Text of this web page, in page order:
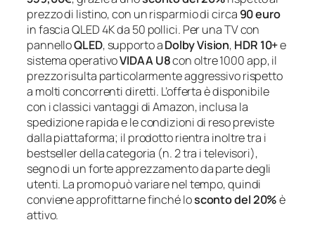
prezzo di listino, con un risparmio di circa 90 euro
in fascia QLED 4K da 50 pollici. Per una TV con
pannelloQLED, supporto aDolby Vision, HDR 10+e
sistema operativoVIDAA U8con oltre 1000 app, il
prezzo risulta particolarmente aggressivo rispetto
a molti concorrenti diretti. L’offerta è disponibile
con i classici vantaggi di Amazon, inclusa la
spedizione rapida e le condizioni di reso previste
dalla piattaforma; il prodotto rientra inoltre tra i
bestseller della categoria (n. 2 tra i televisori),
segno di un forte apprezzamento da parte degli
utenti. La promo può variare nel tempo, quindi
conviene approfittarne finché losconto del 20%è
attivo.